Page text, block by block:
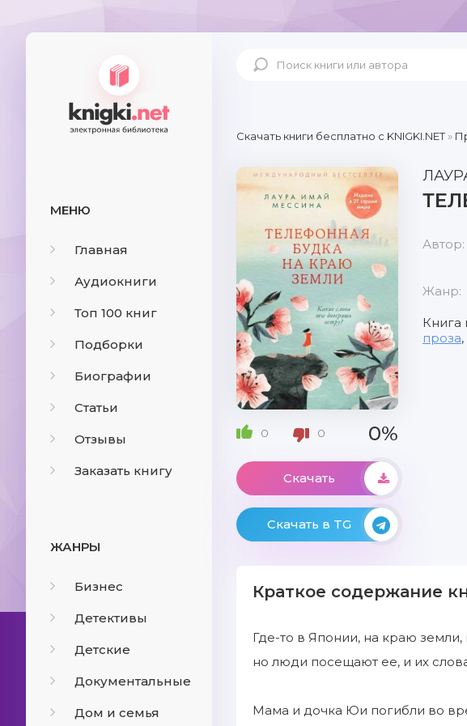
МЕНЮ
Главная
Аудиокниги
Топ 100 книг
Подборки
Биографии
Статьи
Отзывы
Заказать книгу
ЖАНРЫ
Бизнес
Детективы
Детские
Документальные
Дом и семья
Скачать книги бесплатно c KNIGKI.NET»
0 0 0%
Скачать
Скачать в TG
Автор:
Жанр:
Книга
проза,
Краткое содержание
Где-то в Японии, на краю
но люди посещают ее, и их
Мама и дочка Юи погибли во